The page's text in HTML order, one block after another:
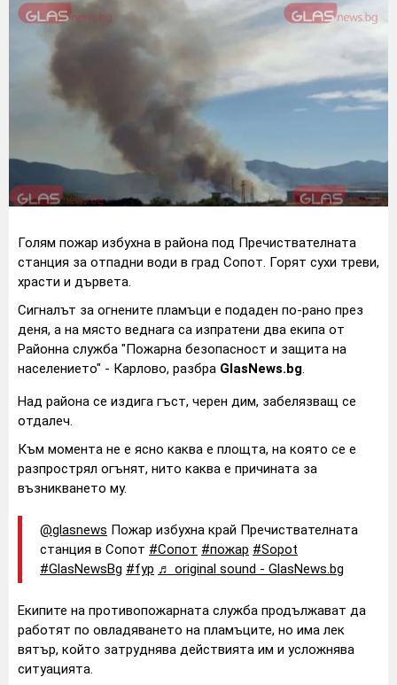
Голям пожар избухна в района под Пречиствателната
станция за отпадни води в град Сопот. Горят сухи треви,
храсти и дървета.
Сигналът за огнените пламъци е подаден по-рано през
деня, а на място веднага са изпратени два екипа от
Районна служба "Пожарна безопасност и защита на
населението" - Карлово, разбра GlasNews.bg.
Над района се издига гъст, черен дим, забелязващ се
отдалеч.
Към момента не е ясно каква е площта, на която се е
разпрострял огънят, нито каква е причината за
възникването му.
@glasnews Пожар избухна край Пречиствателната
станция в Сопот #Сопот #пожар #Sopot
#GlasNewsBg #fyp ♬ original sound - GlasNews.bg
Екипите на противопожарната служба продължават да
работят по овладяването на пламъците, но има лек
вятър, който затруднява действията им и усложнява
ситуацията.